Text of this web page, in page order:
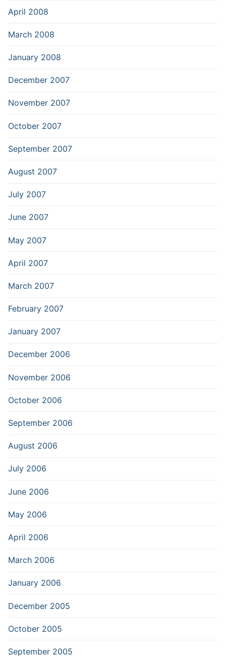
April 2008
March 2008
January 2008
December 2007
November 2007
October 2007
September 2007
August 2007
July 2007
June 2007
May 2007
April 2007
March 2007
February 2007
January 2007
December 2006
November 2006
October 2006
September 2006
August 2006
July 2006
June 2006
May 2006
April 2006
March 2006
January 2006
December 2005
October 2005
September 2005